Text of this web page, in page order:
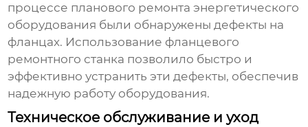
процессе планового ремонта энергетического
оборудования были обнаружены дефекты на
фланцах. Использование фланцевого
ремонтного станка позволило быстро и
эффективно устранить эти дефекты, обеспечив
надежную работу оборудования.
Техническое обслуживание и уход